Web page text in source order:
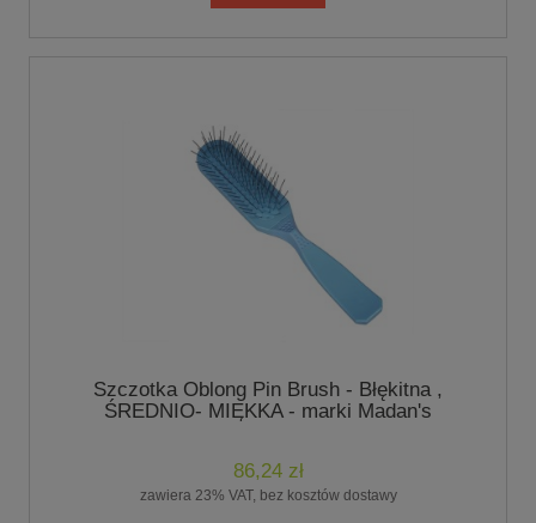
Szczotka Oblong Pin Brush - Błękitna ,
ŚREDNIO- MIĘKKA - marki Madan's
86,24 zł
zawiera 23% VAT, bez kosztów dostawy